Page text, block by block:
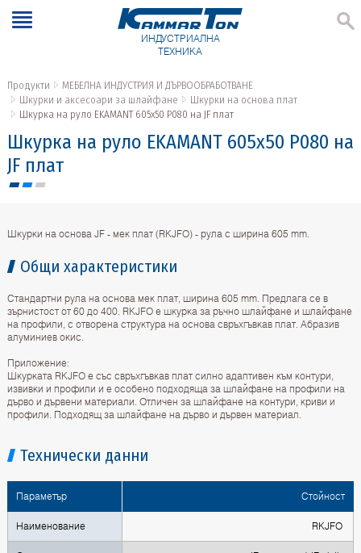
ИНДУСТРИАЛНА
ТЕХНИКА
Продукти
МЕБЕЛНА ИНДУСТРИЯ И ДЪРВООБРАБОТВАНЕ
Шкурки и аксесоари за шлайфане
Шкурки на основа плат
Шкурка на руло EKAMANT 605х50 P080 на JF плат
Шкурка на руло EKAMANT 605х50 P080 на
JF плат
Шкурки на основа JF - мек плат (RKJFO) - рула с ширина 605 mm.
Общи характеристики
Стандартни рула на основа мек плат, ширина 605 mm. Предлага се в
зърнистост от 60 до 400. RKJFO e шкурка за ръчно шлайфане и шлайфане
на профили, с отворена структура на основа свръхгъвкав плат. Абразив
алуминиев окис.
Приложение:
Шкурката RKJFO е със свръхгъвкав плат силно адаптивен към контури,
извивки и профили и е особено подходяща за шлайфане на профили на
дърво и дървени материали. Отличен за шлайфане на контури, криви и
профили. Подходящ за шлайфане на дърво и дървен материал.
Технически данни
Параметър Стойност
Наименование RKJFO